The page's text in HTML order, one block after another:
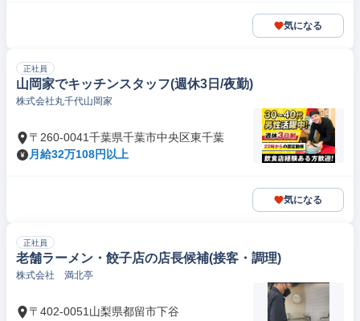
気になる
正社員
山岡家でキッチンスタッフ(週休3日/夜勤)
株式会社丸千代山岡家
〒260-0041千葉県千葉市中央区東千葉
月給32万108円以上
気になる
正社員
老舗ラーメン・餃子店の店長候補(接客・調理)
株式会社 満北亭
〒402-0051山梨県都留市下谷